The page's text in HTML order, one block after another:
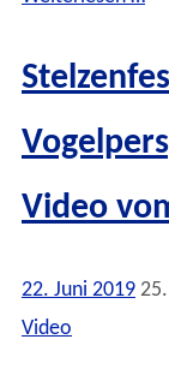
Video
22. Juni 2019
Video